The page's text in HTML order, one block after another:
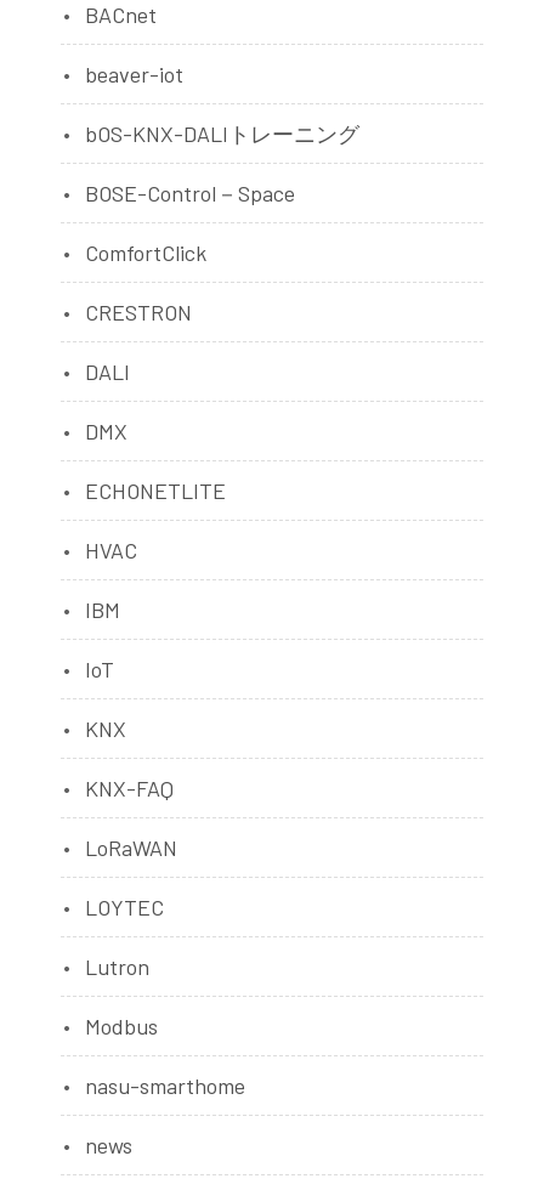
BACnet
beaver-iot
bOS-KNX-DALIトレーニング
BOSE-Control－Space
ComfortClick
CRESTRON
DALI
DMX
ECHONETLITE
HVAC
IBM
IoT
KNX
KNX-FAQ
LoRaWAN
LOYTEC
Lutron
Modbus
nasu-smarthome
news